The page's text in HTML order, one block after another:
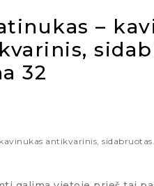
–
32
antikvarinis,